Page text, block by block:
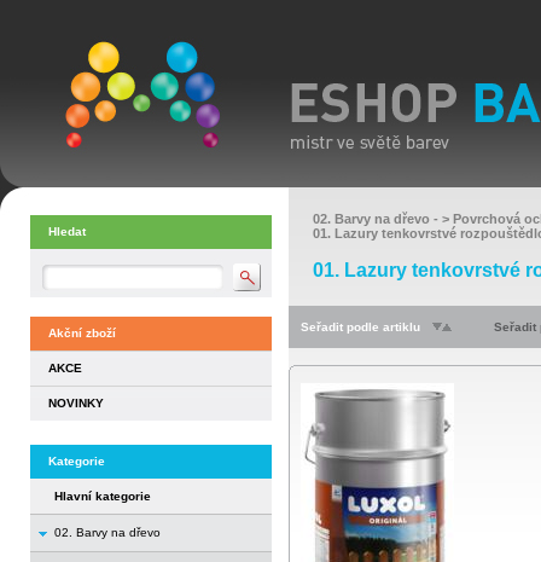
Hledat
Akční zboží
AKCE
NOVINKY
Kategorie
Hlavní kategorie
02. Barvy na dřevo
02. Barvy na dřevo - > Povrchová
01. Lazury tenkovrstvé
01. Lazury tenkovrstvé
Seřadit podle artiklu Seřadit